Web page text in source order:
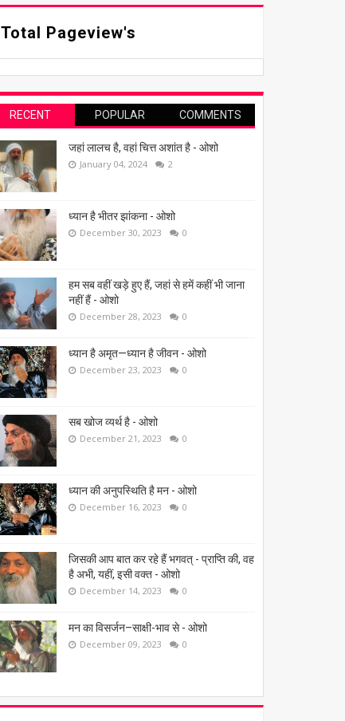
Total Pageview's
RECENT POPULAR COMMENTS
जहां लालच है, वहां चित्त अशांत है - ओशो
January 04, 2024 2
ध्यान है भीतर झांकना - ओशो
December 30, 2023 0
हम सब वहीं खड़े हुए हैं, जहां से हमें कहीं भी जाना
नहीं हैं - ओशो
December 28, 2023 0
ध्यान है अमृत—ध्यान है जीवन - ओशो
December 23, 2023 0
सब खोज व्यर्थ है - ओशो
December 21, 2023 0
ध्यान की अनुपस्थिति है मन - ओशो
December 16, 2023 0
जिसकी आप बात कर रहे हैं भगवत् - प्राप्ति की, वह
है अभी, यहीं, इसी वक्त - ओशो
December 14, 2023 0
मन का विसर्जन–साक्षी-भाव से - ओशो
December 09, 2023 0